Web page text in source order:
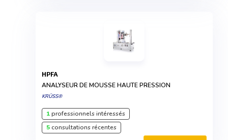
HPFA
ANALYSEUR DE MOUSSE HAUTE PRESSION
KRÜSS®
1professionnels intéressés
5consultations récentes